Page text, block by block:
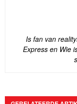
Is fan van
Express en Wie